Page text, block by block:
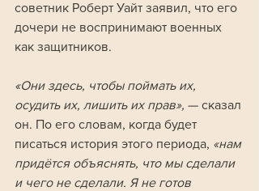
советник Роберт Уайт заявил, что его
дочери не воспринимают военных
как защитников.
«Они здесь, чтобы поймать их,
осудить их, лишить их прав», — сказал
он. По его словам, когда будет
писаться история этого периода, «нам
придётся объяснять, что мы сделали
и чего не сделали. Я не готов